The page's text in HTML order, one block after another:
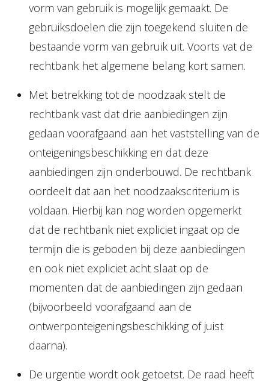
vorm van gebruik is mogelijk gemaakt. De
gebruiksdoelen die zijn toegekend sluiten de
bestaande vorm van gebruik uit. Voorts vat de
rechtbank het algemene belang kort samen.
Met betrekking tot de noodzaak stelt de
rechtbank vast dat drie aanbiedingen zijn
gedaan voorafgaand aan het vaststelling van de
onteigeningsbeschikking en dat deze
aanbiedingen zijn onderbouwd. De rechtbank
oordeelt dat aan het noodzaakscriterium is
voldaan. Hierbij kan nog worden opgemerkt
dat de rechtbank niet expliciet ingaat op de
termijn die is geboden bij deze aanbiedingen
en ook niet expliciet acht slaat op de
momenten dat de aanbiedingen zijn gedaan
(bijvoorbeeld voorafgaand aan de
ontwerponteigeningsbeschikking of juist
daarna).
De urgentie wordt ook getoetst. De raad heeft